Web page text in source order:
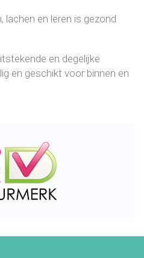
lachen en leren is gezond
en degelijke
en geschikt voor binnen en